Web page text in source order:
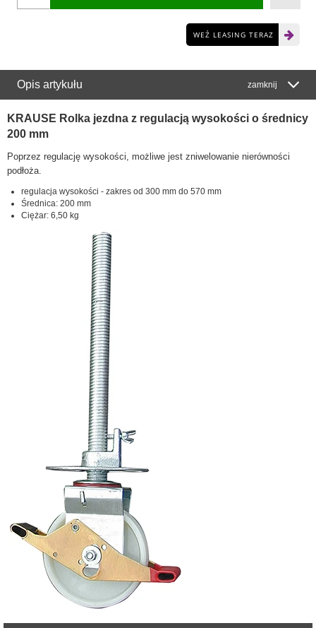
WEŹ LEASING TERAZ
Opis artykułu zamknij
KRAUSE Rolka jezdna z regulacją wysokości o średnicy
200 mm
Poprzez regulację wysokości, możliwe jest zniwelowanie nierówności
podłoża.
regulacja wysokości - zakres od 300 mm do 570 mm
Średnica: 200 mm
Ciężar: 6,50 kg